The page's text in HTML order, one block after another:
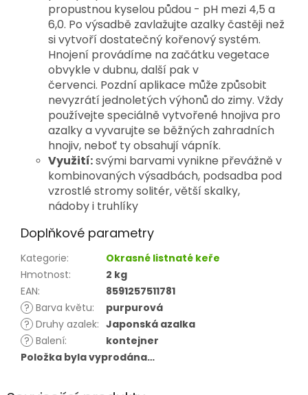
propustnou kyselou půdou - pH mezi 4,5 a
6,0. Po výsadbě zavlažujte azalky častěji než
si vytvoří dostatečný kořenový systém.
Hnojení provádíme na začátku vegetace
obvykle v dubnu, další pak v
červenci. Pozdní aplikace může způsobit
nevyzrátí jednoletých výhonů do zimy. Vždy
používejte speciálně vytvořené hnojiva pro
azalky a vyvarujte se běžných zahradních
hnojiv, neboť ty obsahují vápník.
Využití:svými barvami vynikne převážně v
kombinovaných výsadbách, podsadba pod
vzrostlé stromy solitér, větší skalky,
nádoby i truhlíky
Doplňkové parametry
Kategorie:
Okrasné listnaté keře
Hmotnost:
2 kg
EAN:
8591257511781
? Barva květu:
purpurová
? Druhy azalek: Japonská azalka
? Balení:
kontejner
Položka byla vyprodána…